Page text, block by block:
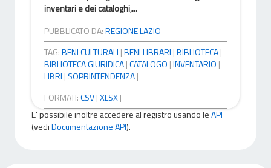
inventari e dei cataloghi,...
PUBBLICATO DA:REGIONE LAZIO
TAG:BENI CULTURALI |BENI LIBRARI |BIBLIOTECA|
BIBLIOTECA GIURIDICA|CATALOGO |INVENTARIO |
LIBRI | SOPRINTENDENZA|
FORMATI:CSV|XLSX|
E' possibile inoltre accedere al registro usando leAPI
(vediDocumentazione API).